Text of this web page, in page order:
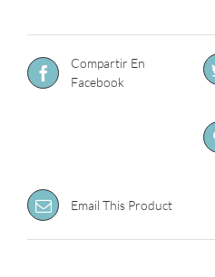
Compartir En
Facebook
Email This Product